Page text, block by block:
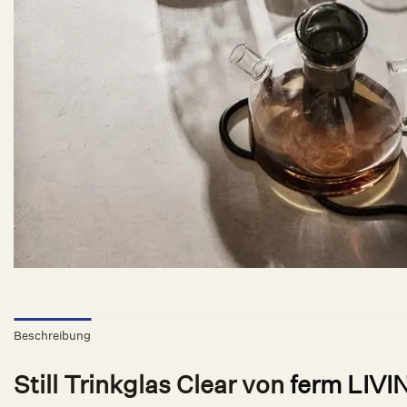
Beschreibung
Still Trinkglas Clear von ferm